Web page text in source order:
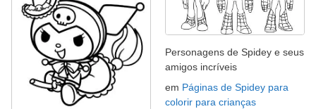
Personagens de Spidey e seus
amigos incríveis
em Páginas de Spidey para
colorir para crianças